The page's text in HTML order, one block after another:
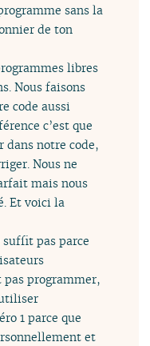
sans la
de ton
libres
Nous faisons
code aussi
c’est que
dans notre code,
Nous ne
mais nous
Et voici la
pas parce
pas programmer,
1 parce que
et